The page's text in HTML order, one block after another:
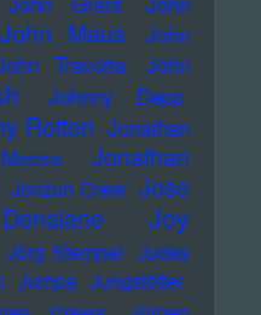
John Maus
John
Travolta
John
Johnny Depp
Rotten Jonathan
Jonathan
Jonzun Crew Jose
Joy
Jörg Stempel Judas
Jumpa Jungstötter